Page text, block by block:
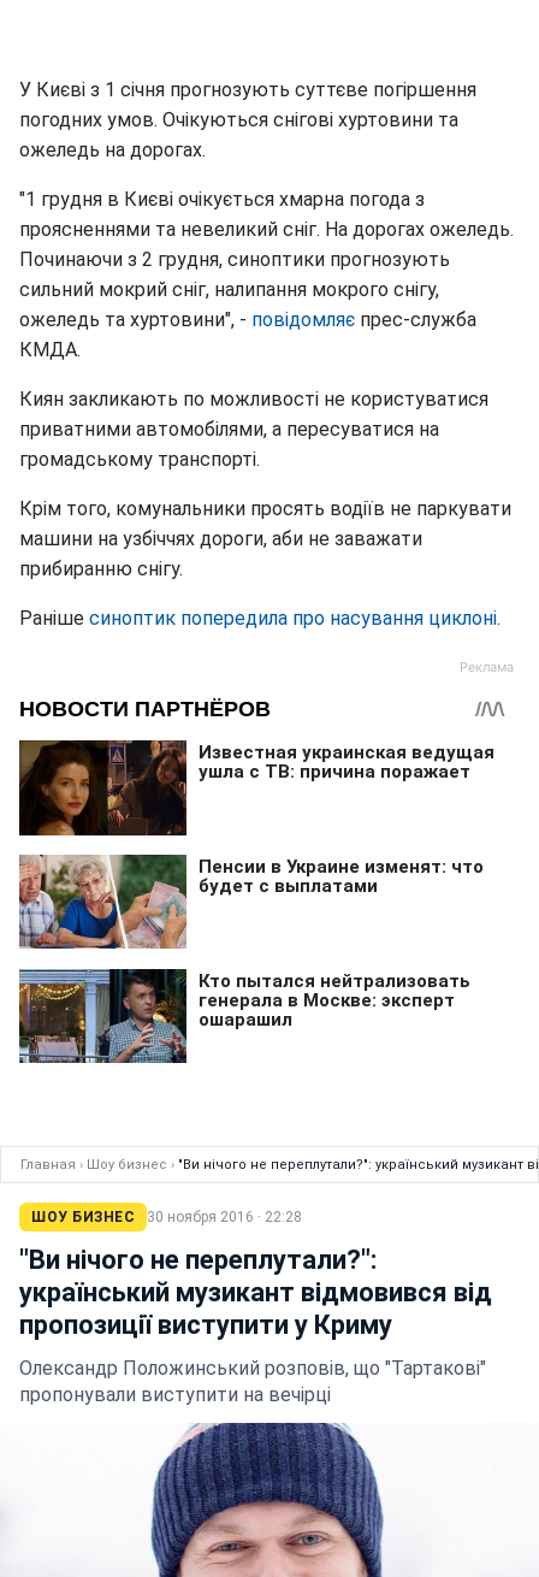
У Києві з 1 січня прогнозують суттєве погіршення
погодних умов. Очікуються снігові хуртовини та
ожеледь на дорогах.
"1 грудня в Києві очікується хмарна погода з
проясненнями та невеликий сніг. На дорогах ожеледь.
Починаючи з 2 грудня, синоптики прогнозують
сильний мокрий сніг, налипання мокрого снігу,
ожеледь та хуртовини", - повідомляє прес-служба
КМДА.
Киян закликають по можливості не користуватися
приватними автомобілями, а пересуватися на
громадському транспорті.
Крім того, комунальники просять водіїв не паркувати
машини на узбіччях дороги, аби не заважати
прибиранню снігу.
Раніше синоптик попередила про насування циклоні.
Главная › Шоу бизнес › "Ви нічого не переплутали?": український музикант
ШОУ БИЗНЕС 30 ноября 2016 · 22:28
"Ви нічого не переплутали?":
український музикант відмовився від
пропозиції виступити у Криму
Олександр Положинський розповів, що "Тартакові"
пропонували виступити на вечірці